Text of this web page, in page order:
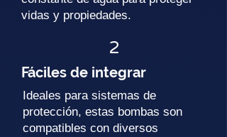
vidas y propiedades.
2
Fáciles de integrar
Ideales para sistemas de
protección, estas bombas son
compatibles con diversos